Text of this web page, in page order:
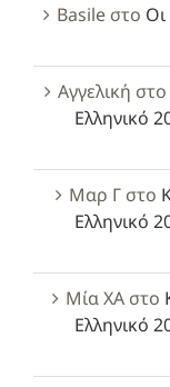
Basileστο Οι
Αγγελική στο
Ελληνικό
Μαρ Γστο
Ελληνικό
Μία ΧΑστο
Ελληνικό